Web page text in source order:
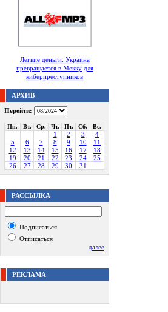
Легкие деньги: Украина
превращается в Мекку для
киберпреступников
АРХИВ
Перейти:
Пн. Вт. Ср. Чт. Пт. Сб. Вс.
1 2 3
4
5
6 7 8 9 10
11
12
13 14 15 16 17
18
19
20 21 22 23 24
25
26
27 28 29 30 31
РАССЫЛКА
Подписаться
Отписаться
далее
РЕКЛАМА